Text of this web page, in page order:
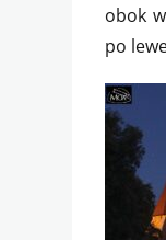
obok
po